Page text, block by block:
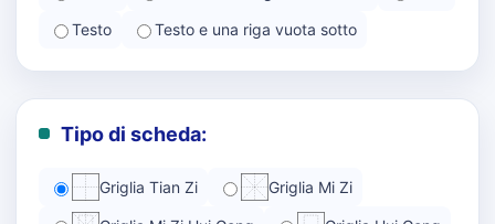
Testo
Testo e una riga vuota sotto
Tipo di scheda:
Griglia Tian Zi Griglia Mi Zi